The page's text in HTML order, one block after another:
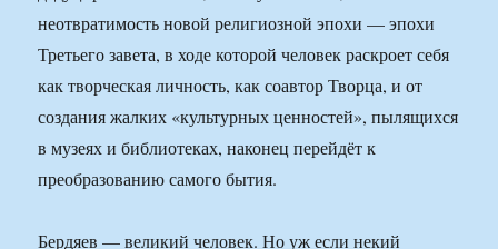
неотвратимость новой религиозной эпохи — эпохи
Третьего завета, в ходе которой человек раскроет себя
как творческая личность, как соавтор Творца, и от
создания жалких «культурных ценностей», пылящихся
в музеях и библиотеках, наконец перейдёт к
преобразованию самого бытия.
Бердяев — великий человек. Но уж если некий